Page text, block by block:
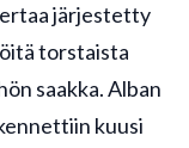
järjestetty
torstaista
saakka. Alban
kuusi